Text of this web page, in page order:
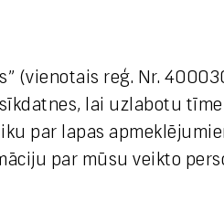
(vienotais reģ. Nr.
lai uzlabotu
par lapas
par mūsu veikto
radio un